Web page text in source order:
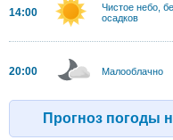
14:00
Чистое небо,
осадков
20:00 Малооблачно
Прогноз погоды